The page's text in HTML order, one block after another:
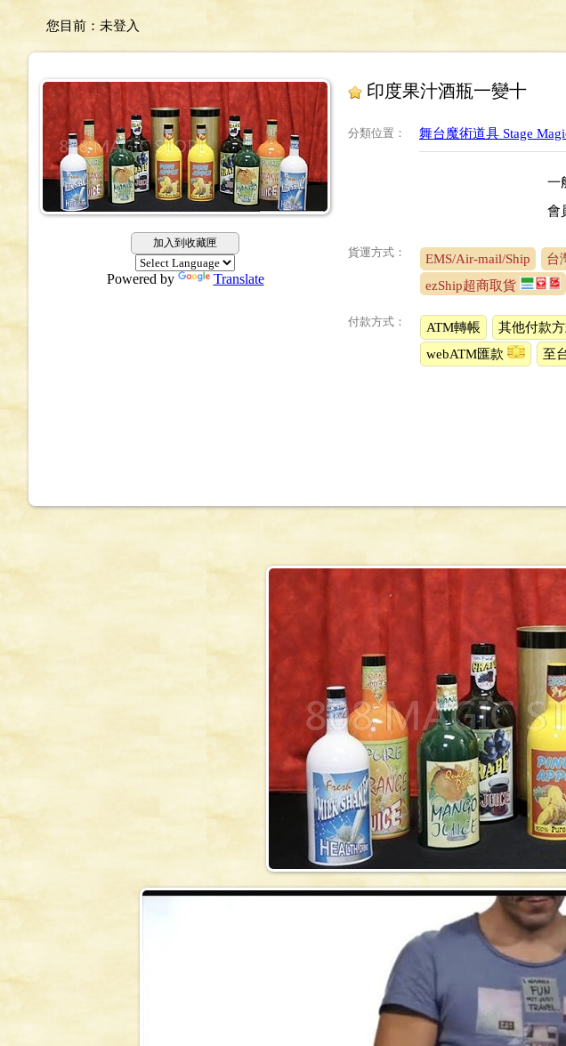
您目前： 未登入
加入到收藏匣
Powered by Translate
印度果汁酒瓶一變十
分類位置 ： 舞台魔術道具 Stage
一
會
貨運方式： EMS/Air-mail/Ship 台
ezShip超商取貨
付款方式： ATM轉帳 其他付款
webATM匯款
至